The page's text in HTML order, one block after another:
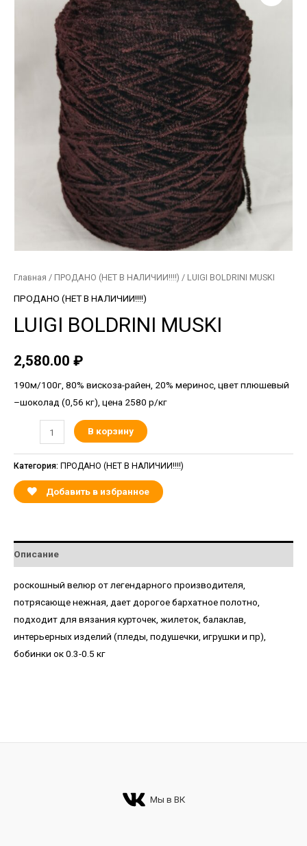
Главная / ПРОДАНО (НЕТ В НАЛИЧИИ!!!!) / LUIGI BOLDRINI MUSKI
ПРОДАНО (НЕТ В НАЛИЧИИ!!!!)
LUIGI BOLDRINI MUSKI
2,580.00 ₽
190м/100г, 80% вискоза-райен, 20% меринос, цвет плюшевый
–шоколад (0,56 кг), цена 2580 р/кг
В корзину
Категория: ПРОДАНО (НЕТ В НАЛИЧИИ!!!!)
Добавить в избранное
Описание
роскошный велюр от легендарного производителя,
потрясающе нежная, дает дорогое бархатное полотно,
подходит для вязания курточек, жилеток, балаклав,
интерьерных изделий (пледы, подушечки, игрушки и пр),
бобинки ок 0.3-0.5 кг
Мы в ВК